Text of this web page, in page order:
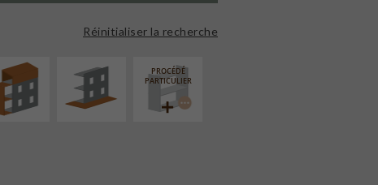
Réinitialiser la recherche
PROCÉDÉ
PARTICULIER